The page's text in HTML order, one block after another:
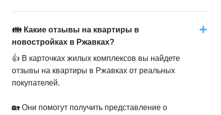
👪 Какие отзывы на квартиры в
новостройках в Ржавках?
👍 В карточках жилых комплексов вы найдете
отзывы на квартиры в Ржавках от реальных
покупателей.
🏡 Они помогут получить представление о